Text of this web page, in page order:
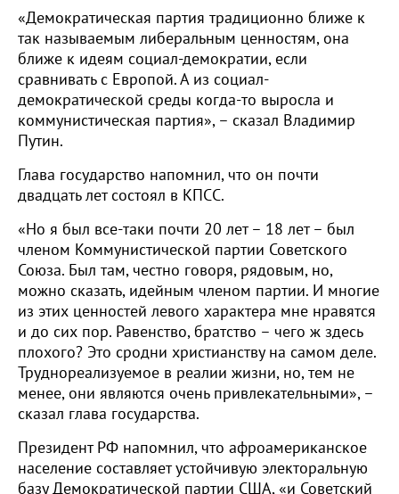
«Демократическая партия традиционно ближе к
так называемым либеральным ценностям, она
ближе к идеям социал-демократии, если
сравнивать с Европой. А из социал-
демократической среды когда-то выросла и
коммунистическая партия», – сказал Владимир
Путин.
Глава государство напомнил, что он почти
двадцать лет состоял в КПСС.
«Но я был все-таки почти 20 лет – 18 лет – был
членом Коммунистической партии Советского
Союза. Был там, честно говоря, рядовым, но,
можно сказать, идейным членом партии. И многие
из этих ценностей левого характера мне нравятся
и до сих пор. Равенство, братство – чего ж здесь
плохого? Это сродни христианству на самом деле.
Труднореализуемое в реалии жизни, но, тем не
менее, они являются очень привлекательными», –
сказал глава государства.
Президент РФ напомнил, что афроамериканское
население составляет устойчивую электоральную
базу Демократической партии США, «и Советский